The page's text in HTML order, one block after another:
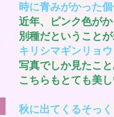
時に青みがかった
近年、ピンク色が
別種だということ
キリシマギンリョ
写真でしか見たこ
こちらもとても美
秋に出てくるそっ